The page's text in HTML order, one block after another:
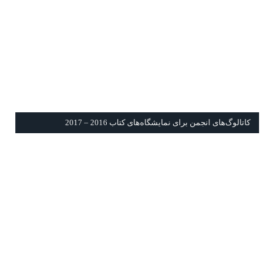
كاتالوگ‌های انجمن برای نمايشگاه‌های كتاب 2016 – 2017